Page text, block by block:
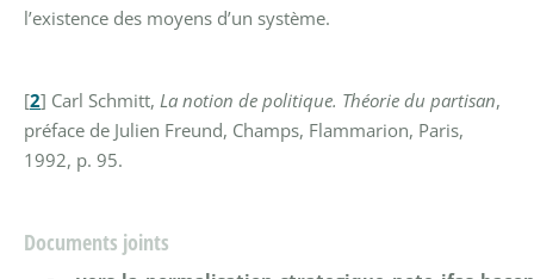
l’existence des moyens d’un système.
[2] Carl Schmitt, La notion de politique. Théorie du partisan,
préface de Julien Freund, Champs, Flammarion, Paris,
1992, p. 95.
Documents joints